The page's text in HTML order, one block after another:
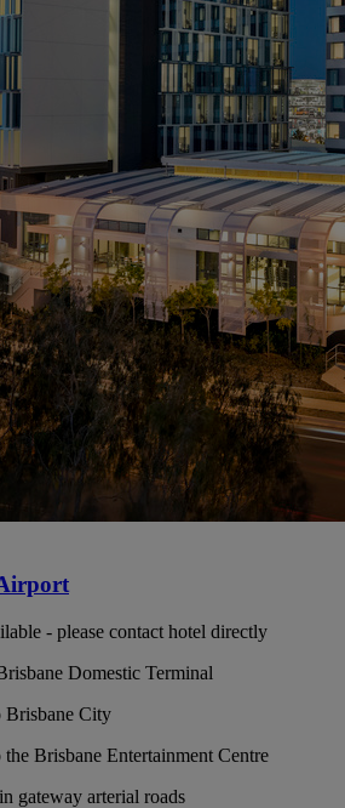
- please contact hotel directly
Domestic Terminal
Brisbane City
Brisbane Entertainment Centre
gateway arterial roads